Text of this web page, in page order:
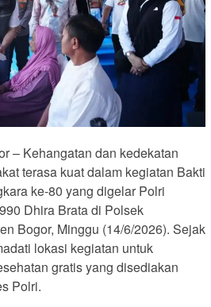
– Kehangatan dan kedekatan
terasa kuat dalam kegiatan Bakti
ke-80 yang digelar Polri
Dhira Brata di Polsek
Bogor, Minggu (14/6/2026). Sejak
lokasi kegiatan untuk
gratis yang disediakan
Polri.